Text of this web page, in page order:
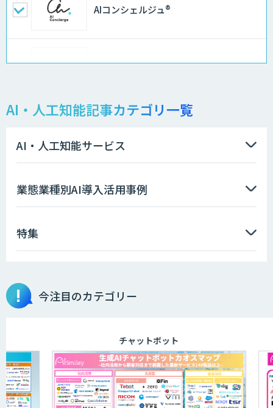
AIコンシェルジュ®
AI音声生成 ElevenLabs
AI Worker
DXセカンドオピニオン
LINEWORKS AiCall（VOICEIVR）
AI・人工知能記事カテゴリ一覧
AI・人工知能サービス
業態業種別AI導入活用事例
特集
今注目のカテゴリー
チャットボット